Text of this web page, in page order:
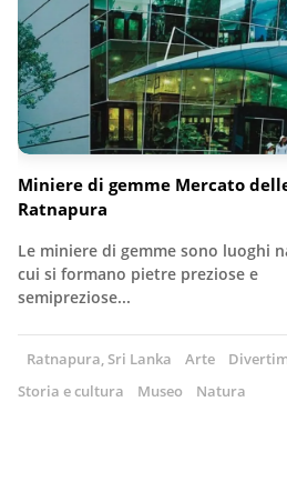
Miniere di gemme Mercato
Ratnapura
Le miniere di gemme sono luoghi
cui si formano pietre preziose e
semipreziose...
Ratnapura, Sri Lanka Arte
Storia e cultura
Museo Natura